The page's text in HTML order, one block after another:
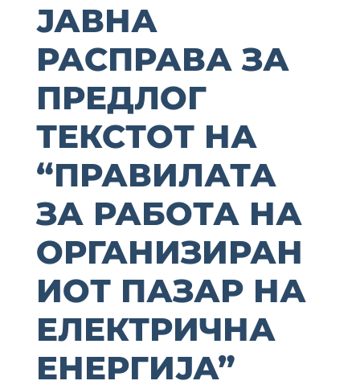
ЈАВНА
РАСПРАВА ЗА
ПРЕДЛОГ
ТЕКСТОТ НА
“ПРАВИЛАТА
ЗА РАБОТА НА
ОРГАНИЗИРАН
ИОТ ПАЗАР НА
ЕЛЕКТРИЧНА
ЕНЕРГИЈА”